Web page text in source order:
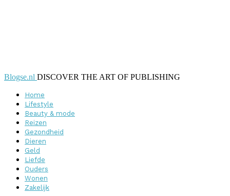
Blogse.nl DISCOVER THE ART OF PUBLISHING
Home
Lifestyle
Beauty & mode
Reizen
Gezondheid
Dieren
Geld
Liefde
Ouders
Wonen
Zakelijk